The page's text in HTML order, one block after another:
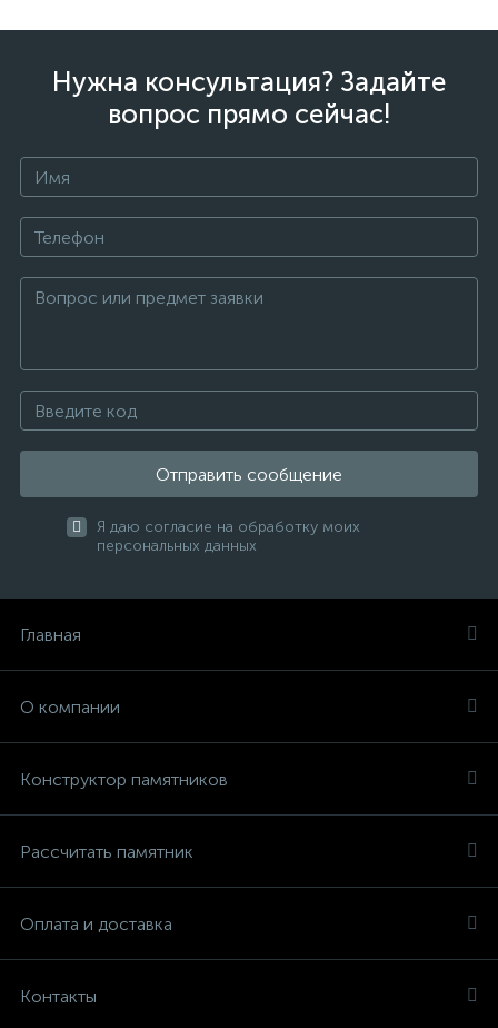
Нужна консультация? Задайте
вопрос прямо сейчас!
Отправить сообщение
Я даю согласие на обработку моих
персональных данных
Главная
О компании
Конструктор памятников
Рассчитать памятник
Оплата и доставка
Контакты